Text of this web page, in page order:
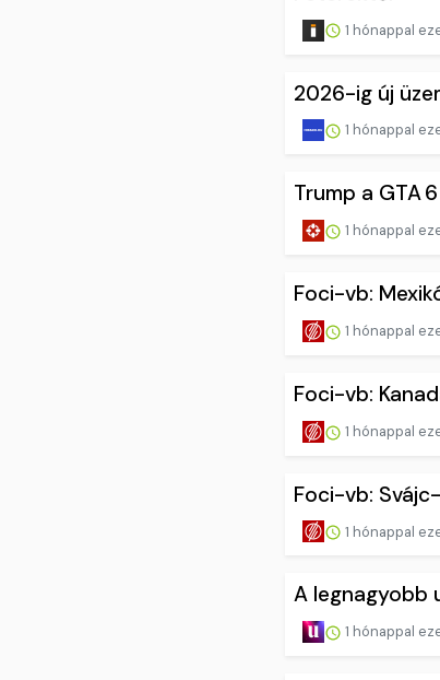
1 hónappal
2026-ig új
1 hónappal
Trump a GTA
1 hónappal
Foci-vb:
1 hónappal
Foci-vb:
1 hónappal
Foci-vb:
1 hónappal
A legnagyobb
1 hónappal